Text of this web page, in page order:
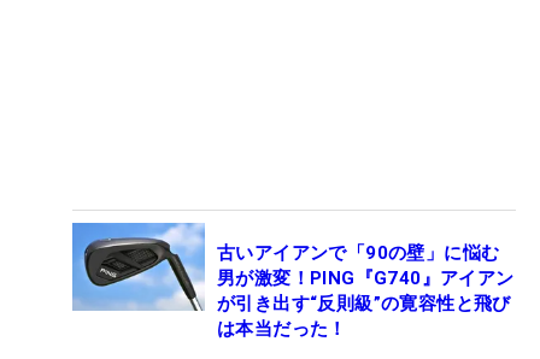
古いアイアンで「90の壁」に悩む
男が激変！PING『G740』アイアン
が引き出す“反則級”の寛容性と飛び
は本当だった！